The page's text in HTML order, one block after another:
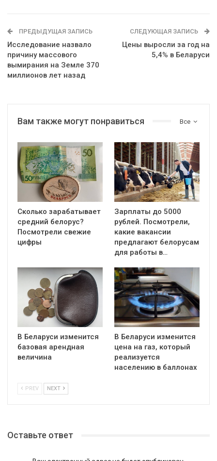
ПРЕДЫДУЩАЯ ЗАПИСЬ
Исследование назвало
причину массового
вымирания на Земле 370
миллионов лет назад
СЛЕДУЮЩАЯ ЗАПИСЬ
Цены выросли за год на
5,4% в Беларуси
Все
Вам также могут понравиться
Сколько зарабатывает
средний белорус?
Посмотрели свежие
цифры
Зарплаты до 5000
рублей. Посмотрели,
какие вакансии
предлагают белорусам
для работы в…
В Беларуси изменится
базовая арендная
величина
В Беларуси изменится
цена на газ, который
реализуется
населению в баллонах
PREV NEXT
Оставьте ответ